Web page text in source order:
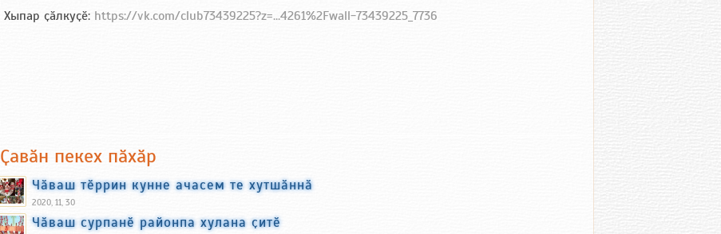
Хыпар ҫӑлкуҫӗ: https://vk.com/club73439225?z=...4261%2Fwall-73439225_7736
Ҫавӑн пекех пӑхӑр
Чӑваш тӗррин кунне ачасем те хутшӑннӑ
2020, 11, 30
Чӑваш сурпанӗ районпа хулана ҫитӗ